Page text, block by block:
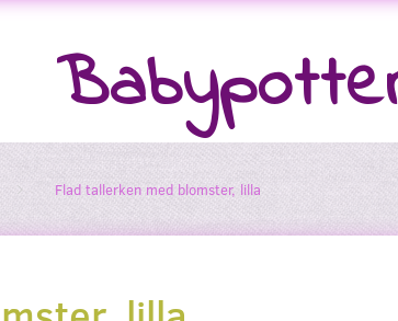
Flad tallerken med blomster, lilla